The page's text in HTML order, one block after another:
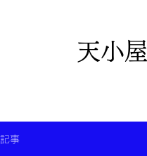
天小屋
記事